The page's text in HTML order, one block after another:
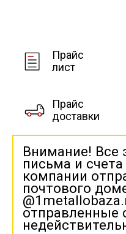
Прайс
лист
Прайс
доставки
Внимание! Все
письма и
компании
почтового
отправленные